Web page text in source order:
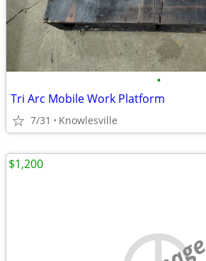
•
Tri Arc Mobile Work Platform
7/31 Knowlesville
$1,200